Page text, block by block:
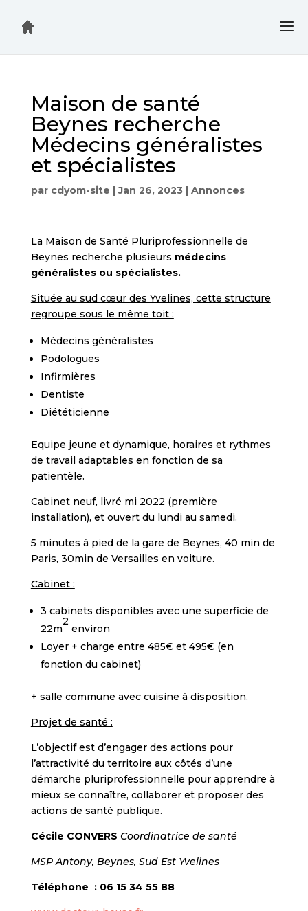
Maison de santé
Beynes recherche
Médecins généralistes
et spécialistes
par cdyom-site |Jan 26, 2023 | Annonces
La Maison de Santé Pluriprofessionnelle de
Beynes recherche plusieurs médecins
généralistes ou spécialistes.
Située au sud cœur des Yvelines, cette structure
regroupe sous le même toit :
Médecins généralistes
Podologues
Infirmières
Dentiste
Diététicienne
Equipe jeune et dynamique, horaires et rythmes
de travail adaptables en fonction de sa
patientèle.
Cabinet neuf, livré mi 2022 (première
installation), et ouvert du lundi au samedi.
5 minutes à pied de la gare de Beynes, 40 min de
Paris, 30min de Versailles en voiture.
Cabinet :
3 cabinets disponibles avec une superficie de
22m
2
environ
Loyer + charge entre 485€ et 495€ (en
fonction du cabinet)
+ salle commune avec cuisine à disposition.
Projet de santé :
L’objectif est d’engager des actions pour
l’attractivité du territoire aux côtés d’une
démarche pluriprofessionnelle pour apprendre à
mieux se connaître, collaborer et proposer des
actions de santé publique.
Cécile CONVERS Coordinatrice de santé
MSP Antony, Beynes, Sud Est Yvelines
Téléphone : 06 15 34 55 88